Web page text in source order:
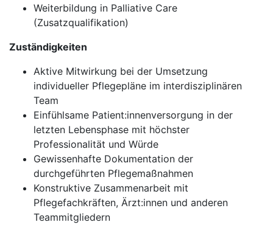
Weiterbildung in Palliative Care
(Zusatzqualifikation)
Zuständigkeiten
Aktive Mitwirkung bei der Umsetzung
individueller Pflegepläne im interdisziplinären
Team
Einfühlsame Patient:innenversorgung in der
letzten Lebensphase mit höchster
Professionalität und Würde
Gewissenhafte Dokumentation der
durchgeführten Pflegemaßnahmen
Konstruktive Zusammenarbeit mit
Pflegefachkräften, Ärzt:innen und anderen
Teammitgliedern